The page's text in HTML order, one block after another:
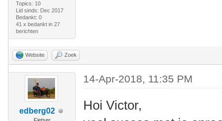
Topics: 10
Lid sinds: Dec 2017
Bedankt: 0
41 x bedankt in 27
berichten
Website Zoek
edberg02
14-Apr-2018, 11:35 PM
Hoi Victor,